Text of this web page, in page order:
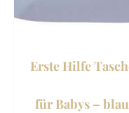
Erste Hilfe
für Babys – blau